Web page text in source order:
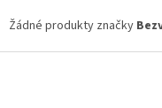
Žádné produkty značky